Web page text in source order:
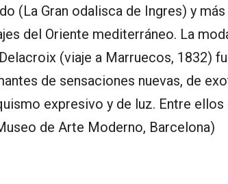
(La Gran odalisca de Ingres) y
del Oriente mediterráneo. La
(viaje a Marruecos, 1832)
de sensaciones nuevas, de
expresivo y de luz. Entre ellos
de Arte Moderno, Barcelona)